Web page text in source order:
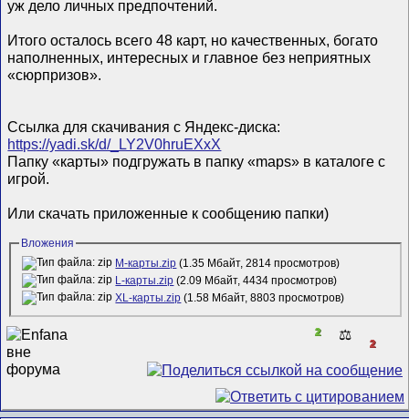
уж дело личных предпочтений.
Итого осталось всего 48 карт, но качественных, богато
наполненных, интересных и главное без неприятных
«сюрпризов».
Ссылка для скачивания с Яндекс-диска:
https://yadi.sk/d/_LY2V0hruEXxX
Папку «карты» подгружать в папку «maps» в каталоге с
игрой.
Или скачать приложенные к сообщению папки)
Вложения
М-карты.zip (1.35 Мбайт, 2814 просмотров)
L-карты.zip (2.09 Мбайт, 4434 просмотров)
XL-карты.zip (1.58 Мбайт, 8803 просмотров)
2 ⚖️
2